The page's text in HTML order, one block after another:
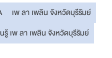
เพ ลา เพลิน จังหวัดบุรีรัมย์
รู้ เพ ลา เพลิน จังหวัดบุรีรัมย์